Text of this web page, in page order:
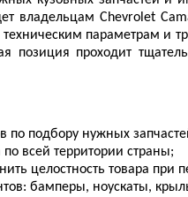
владельцам Chevrolet
параметрам и
позиция проходит
по подбору нужных
всей территории страны;
целостность товара при
бамперы, ноускаты,